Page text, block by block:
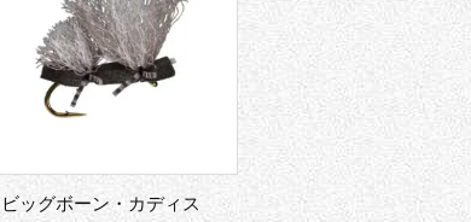
ビッグボーン・カディス